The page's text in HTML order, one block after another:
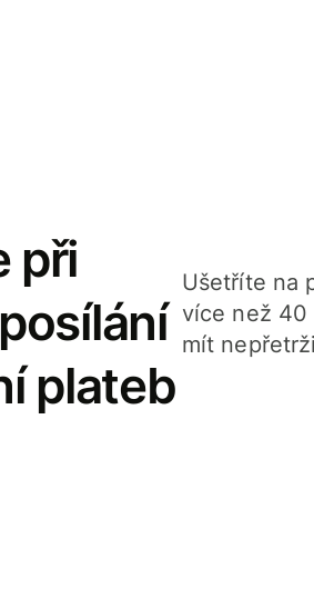
při
plateb
Ušetříte na
více než 40
mít